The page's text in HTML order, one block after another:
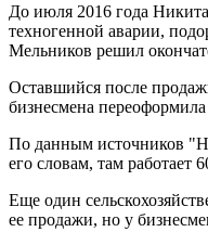
До июля 2016 года
техногенной аварии,
Мельников решил
Оставшийся после
бизнесмена
По данным источников
его словам, там работает
Еще один
ее продажи, но у